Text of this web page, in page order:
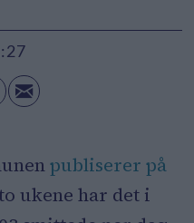
publiserer på
ukene har det i